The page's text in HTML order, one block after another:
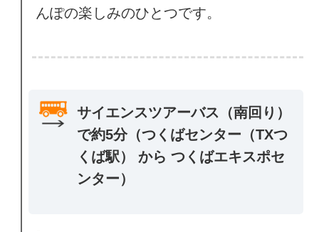
んぽの楽しみのひとつです。
サイエンスツアーバス（南回り）
で約5分（つくばセンター（TXつ
くば駅） から つくばエキスポセ
ンター）